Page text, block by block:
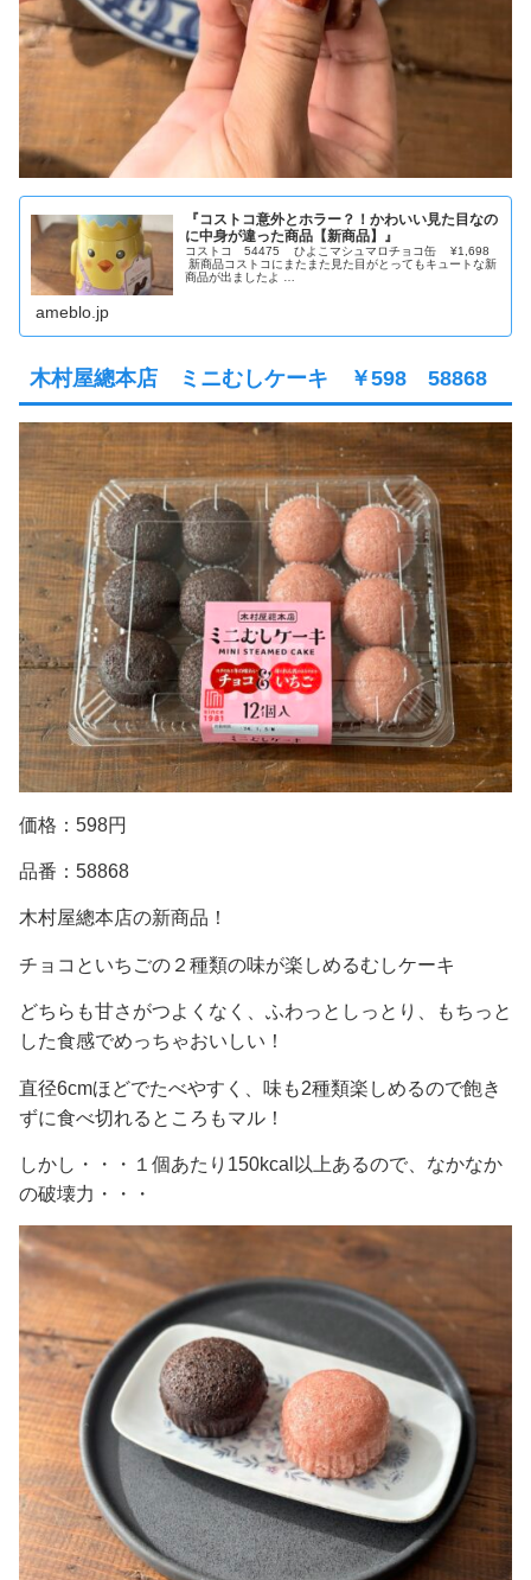
『コストコ意外とホラー？！かわいい見た目なの
に中身が違った商品【新商品】』
コストコ 54475 ひよこマシュマロチョコ缶 ¥1,698
新商品コストコにまたまた見た目がとってもキュートな新
商品が出ましたよ …
ameblo.jp
木村屋總本店 ミニむしケーキ ￥598 58868
価格：598円
品番：58868
木村屋總本店の新商品！
チョコといちごの２種類の味が楽しめるむしケーキ
どちらも甘さがつよくなく、ふわっとしっとり、もちっと
した食感でめっちゃおいしい！
直径6cmほどでたべやすく、味も2種類楽しめるので飽き
ずに食べ切れるところもマル！
しかし・・・１個あたり150kcal以上あるので、なかなか
の破壊力・・・